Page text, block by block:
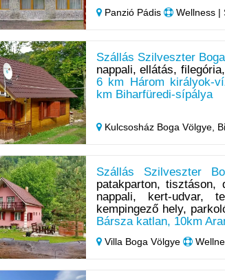
Panzió Pádis Wellness |
Szállás Szilveszter
nappali, ellátás,
6 km Három királyok-
km Biharfüredi-sípálya
Kulcsosház Boga Völgye,
Szállás Szilveszter
patakparton, tisztáson,
nappali, kert-udvar,
kempingező hely,
Bársza katlan, 10km
Villa Boga Völgye